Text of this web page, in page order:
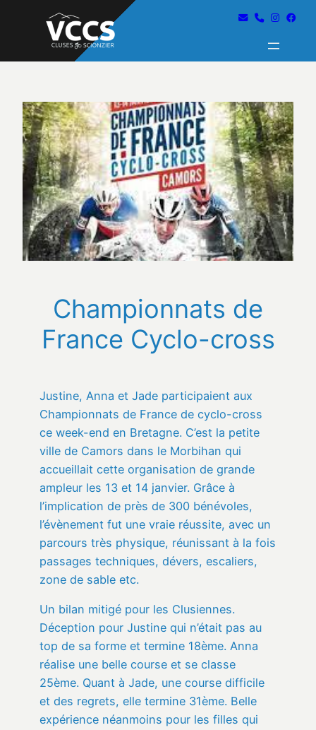
Championnats de
France Cyclo-cross
Justine, Anna et Jade participaient aux
Championnats de France de cyclo-cross
ce week-end en Bretagne. C’est la petite
ville de Camors dans le Morbihan qui
accueillait cette organisation de grande
ampleur les 13 et 14 janvier. Grâce à
l’implication de près de 300 bénévoles,
l’évènement fut une vraie réussite, avec un
parcours très physique, réunissant à la fois
passages techniques, dévers, escaliers,
zone de sable etc.
Un bilan mitigé pour les Clusiennes.
Déception pour Justine qui n’était pas au
top de sa forme et termine 18ème. Anna
réalise une belle course et se classe
25ème. Quant à Jade, une course difficile
et des regrets, elle termine 31ème. Belle
expérience néanmoins pour les filles qui